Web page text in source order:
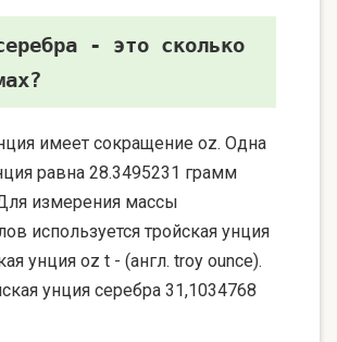
- это сколько
имеет сокращение oz. Одна
равна 28.3495231 грамм
измерения массы
используется тройская унция
унция oz t - (англ. troy ounce).
унция серебра 31,1034768